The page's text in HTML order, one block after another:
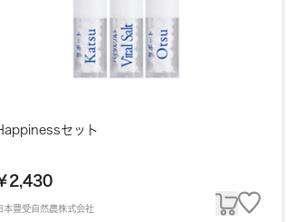
セット
2,430
本豊受自然農株式会社